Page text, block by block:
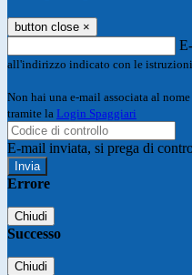
button close ×
all'indirizzo indicato con le istruzioni
Non hai una e-mail associata al
tramite la Login Spaggiari
E-mail inviata, si prega di
Errore
Chiudi
Successo
Chiudi